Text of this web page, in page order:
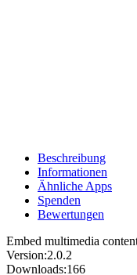
Beschreibung
Informationen
Ähnliche Apps
Spenden
Bewertungen
Embed multimedia
Version:2.0.2
Downloads:166